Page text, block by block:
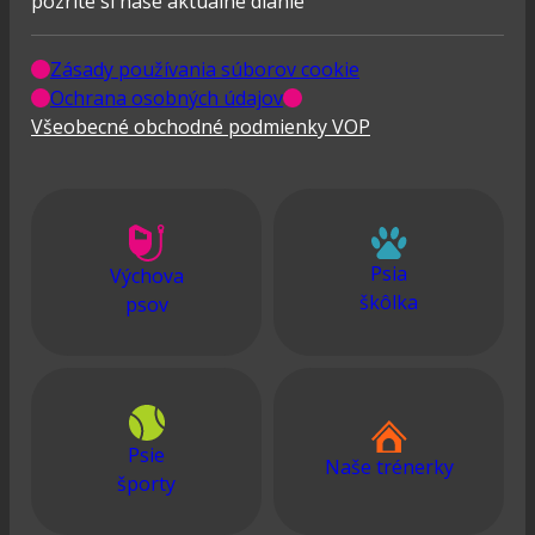
Zásady používania súborov cookie
Ochrana osobných údajov
Všeobecné obchodné podmienky VOP
Výchova
psov
Psia
škôlka
Psie
športy
Naše trénerky